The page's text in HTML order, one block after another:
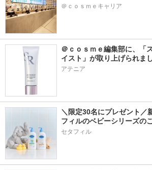
＠ｃｏｓｍｅキャリア
＠ｃｏｓｍｅ編集部に、「
イスト」が取り上げられま
アテニア
＼限定30名にプレゼント／
フィルのベビーシリーズの
セタフィル